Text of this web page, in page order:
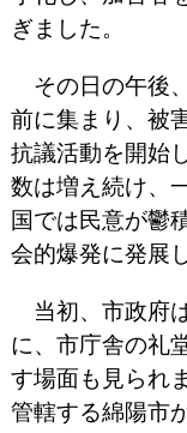
ぎました。
その日の午後
前に集まり、被
抗議活動を開始
数は増え続け、
国では民意が鬱
会的爆発に発展
当初、市政府
に、市庁舎の礼
す場面も見られ
管轄する綿陽市